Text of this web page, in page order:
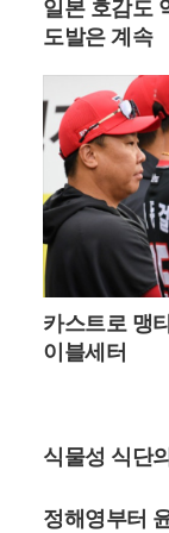
새벽 6시 30분
을 확보할 수 있
가족 단위 여행
대중교통을 이
시설도 대폭 확
기차를 타고 민
운행되는 셔틀
구까지 편리하게
틀버스 운행은
하루 4회 운영
능전마을 주차
다. 지자체는 관
행 여부를 실시
려견과 함께 동
한 경험을 제공
산행의 기억은
일본 호감도
도발은 계속
카스트로 맹
이블세터
식물성 식단
증 유발
정해영부터